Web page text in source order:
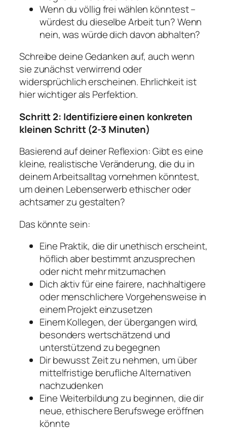
Wenn du völlig frei wählen könntest –
würdest du dieselbe Arbeit tun? Wenn
nein, was würde dich davon abhalten?
Schreibe deine Gedanken auf, auch wenn
sie zunächst verwirrend oder
widersprüchlich erscheinen. Ehrlichkeit ist
hier wichtiger als Perfektion.
Schritt 2: Identifiziere einen konkreten
kleinen Schritt (2-3 Minuten)
Basierend auf deiner Reflexion: Gibt es eine
kleine, realistische Veränderung, die du in
deinem Arbeitsalltag vornehmen könntest,
um deinen Lebenserwerb ethischer oder
achtsamer zu gestalten?
Das könnte sein:
Eine Praktik, die dir unethisch erscheint,
höflich aber bestimmt anzusprechen
oder nicht mehr mitzumachen
Dich aktiv für eine fairere, nachhaltigere
oder menschlichere Vorgehensweise in
einem Projekt einzusetzen
Einem Kollegen, der übergangen wird,
besonders wertschätzend und
unterstützend zu begegnen
Dir bewusst Zeit zu nehmen, um über
mittelfristige berufliche Alternativen
nachzudenken
Eine Weiterbildung zu beginnen, die dir
neue, ethischere Berufswege eröffnen
könnte